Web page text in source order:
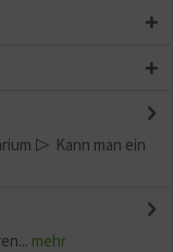
▷ Kann man ein
mehr